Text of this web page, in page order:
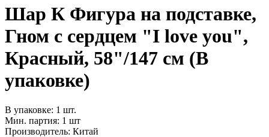
Шар К Фигура на подставке,
Гном с сердцем "I love you",
Красный, 58"/147 см (В
упаковке)
В упаковке: 1 шт.
Мин. партия: 1 шт
Производитель: Китай